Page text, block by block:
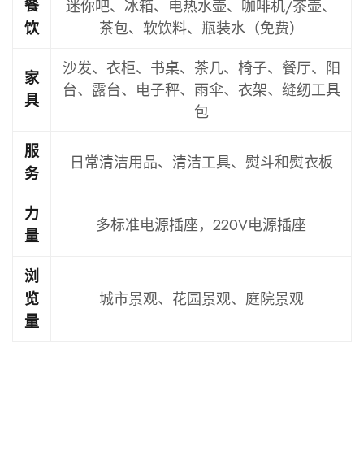
餐
饮
迷你吧、冰箱、电热水壶、咖啡机/茶壶、
茶包、软饮料、瓶装水（免费）
家
具
沙发、衣柜、书桌、茶几、椅子、餐厅、阳
台、露台、电子秤、雨伞、衣架、缝纫工具
包
服
务
日常清洁用品、清洁工具、熨斗和熨衣板
力
量
多标准电源插座，220V电源插座
浏
览
量
城市景观、花园景观、庭院景观